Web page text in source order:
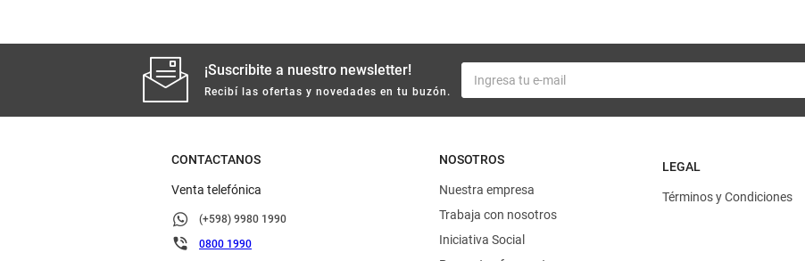
¡Suscribite a nuestro newsletter!
Recibí las ofertas y novedades en tu buzón.
CONTACTANOS
Venta telefónica
(+598) 9980 1990
0800 1990
NOSOTROS
Nuestra empresa
Trabaja con nosotros
Iniciativa Social
LEGAL
Términos y Condiciones